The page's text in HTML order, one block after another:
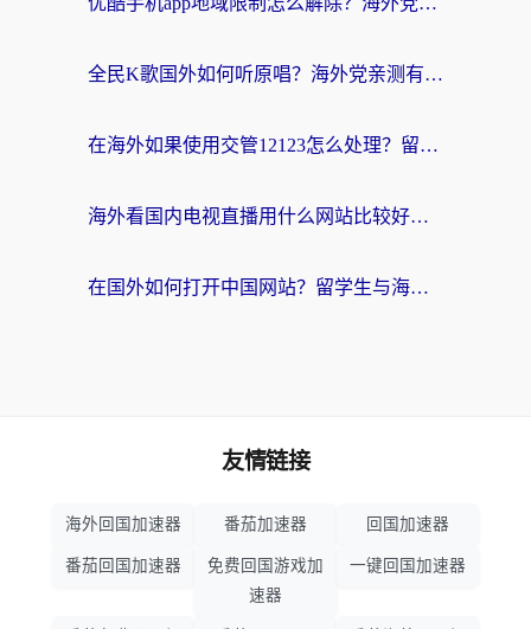
全民K歌国外如何听原唱？海外党亲测有效的回国加速器选择指南
在海外如果使用交管12123怎么处理？留学生亲测有效的回国加速方案
海外看国内电视直播用什么网站比较好？一篇解决你所有追剧难题的实用指南
在国外如何打开中国网站？留学生与海外华人的无缝访问指南
友情链接
海外回国加速器 番茄加速器 回国加速器
番茄回国加速器
免费回国游戏加
速器
一键回国加速器